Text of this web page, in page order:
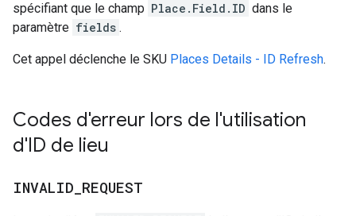
spécifiant que le champ Place.Field.ID dans le
paramètre fields .
Cet appel déclenche le SKU Places Details - ID Refresh.
Codes d'erreur lors de l'utilisation
d'ID de lieu
INVALID REQUEST